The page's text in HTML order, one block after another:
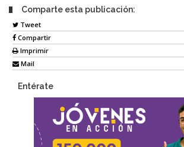
Comparte esta publicación:
Tweet
Compartir
Imprimir
Mail
Entérate